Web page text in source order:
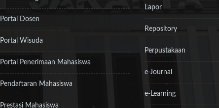
Portal Dosen
Portal Wisuda
Portal Penerimaan Mahasiswa
Pendaftaran Mahasiswa
Prestasi Mahasiswa
Lapor
Repository
Perpustakaan
e-Journal
e-Learning